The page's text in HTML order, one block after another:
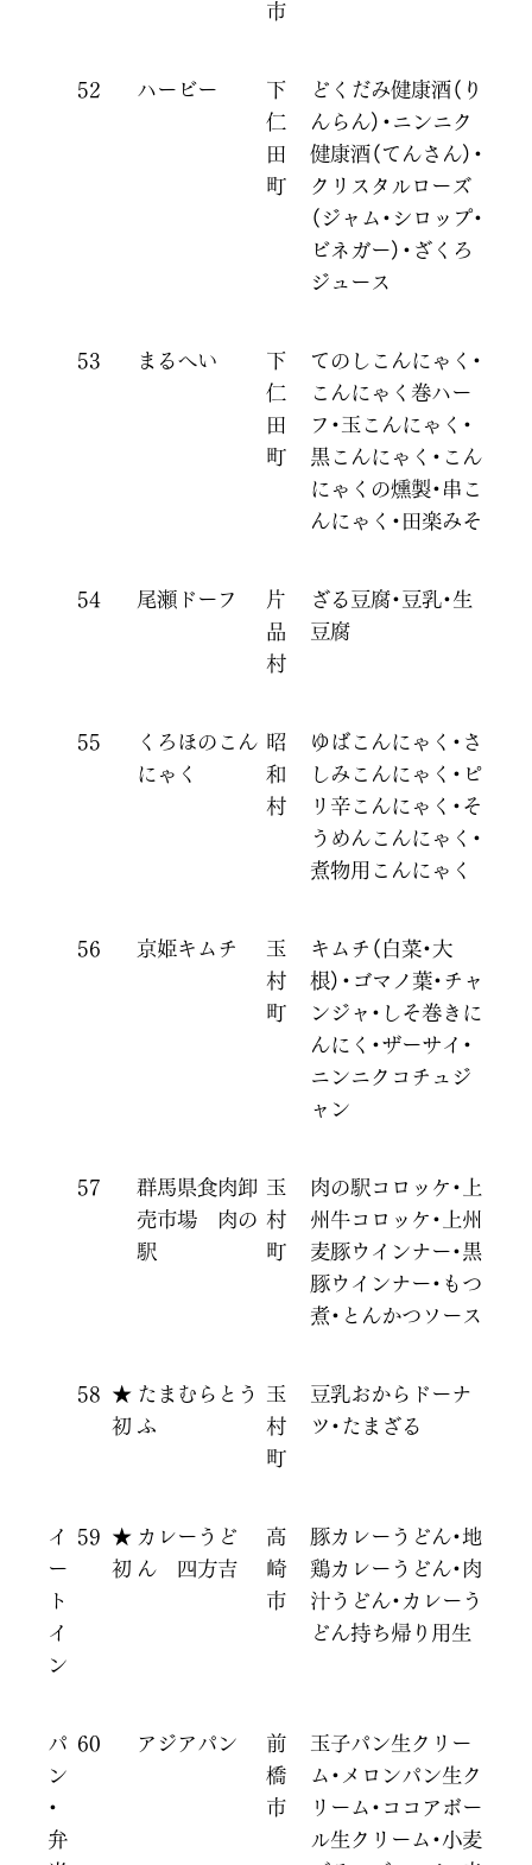
市
52 ハービー
下
仁
田
町
どくだみ健康酒（り
んらん）・ニンニク
健康酒（てんさん）・
クリスタルローズ
（ジャム・シロップ・
ビネガー）・ざくろ
ジュース
53 まるへい
下
仁
田
町
てのしこんにゃく・
こんにゃく巻ハー
フ・玉こんにゃく・
黒こんにゃく・こん
にゃくの燻製・串こ
んにゃく・田楽みそ
54 尾瀬ドーフ
片
品
村
ざる豆腐・豆乳・生
豆腐
55
くろほのこん
にゃく
昭
和
村
ゆばこんにゃく・さ
しみこんにゃく・ピ
リ辛こんにゃく・そ
うめんこんにゃく・
煮物用こんにゃく
56 京姫キムチ
玉
村
町
キムチ（白菜・大
根）・ゴマノ葉・チャ
ンジャ・しそ巻きに
んにく・ザーサイ・
ニンニクコチュジ
ャン
57
群馬県食肉卸
売市場 肉の
駅
玉
村
町
肉の駅コロッケ・上
州牛コロッケ・上州
麦豚ウインナー・黒
豚ウインナー・もつ
煮・とんかつソース
58
★
初
たまむらとう
ふ
玉
村
町
豆乳おからドーナ
ツ・たまざる
イ
ー
ト
イ
ン
59
★
初
カレーうど
ん 四方吉
高
崎
市
豚カレーうどん・地
鶏カレーうどん・肉
汁うどん・カレーう
どん持ち帰り用生
パ
ン
・
弁
60 アジアパン
前
橋
市
玉子パン生クリー
ム・メロンパン生ク
リーム・ココアボー
ル生クリーム・小麦